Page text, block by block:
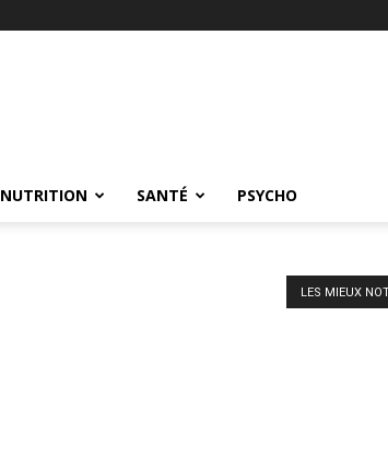
NUTRITION SANTÉ PSYCHO
LES MIEUX